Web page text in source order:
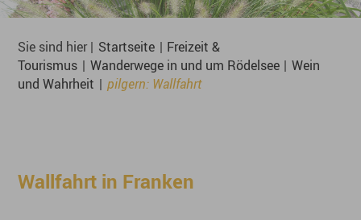
Sie sind hier | Startseite | Freizeit &
Tourismus | Wanderwege in und um Rödelsee | Wein
und Wahrheit | pilgern: Wallfahrt
Wallfahrt in Franken